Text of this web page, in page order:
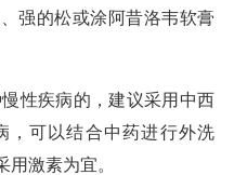
强的松或涂阿昔洛韦软膏
性疾病的，建议采用中西
，可以结合中药进行外洗
激素为宜。